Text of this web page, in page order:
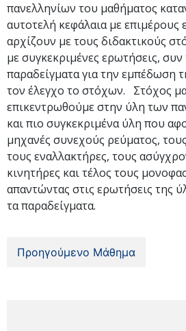
πανελληνίων του μαθήματος
αυτοτελή κεφάλαια με επιμέρους
αρχίζουν με τους διδακτικούς
με συγκεκριμένες ερωτήσεις, συν
παραδείγματα για την εμπέδωση
τον έλεγχο το στόχων. Στόχος
επικεντρωθούμε στην ύλη των
και πιο συγκεκριμένα ύλη που
μηχανές συνεχούς ρεύματος,
τους εναλλακτήρες, τους
κινητήρες και τέλος τους
απαντώντας στις ερωτήσεις της
τα παραδείγματα.
Προηγούμενο Μάθημα